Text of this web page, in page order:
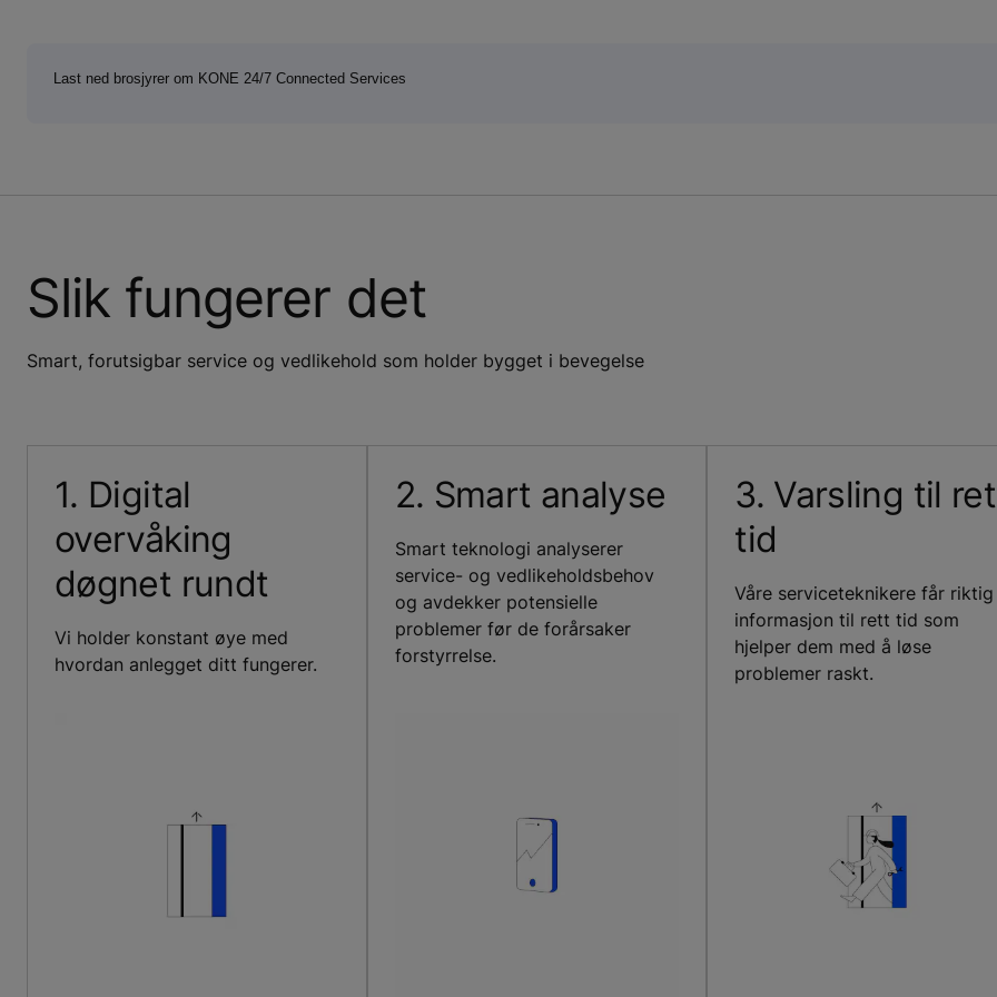
Last ned brosjyrer om KONE 24/7 Connected Services
Slik fungerer det
Smart, forutsigbar service og vedlikehold som holder bygget i bevegelse
1. Digital
overvåking
døgnet rundt
Vi holder konstant øye med
hvordan anlegget ditt fungerer.
2. Smart analyse
Smart teknologi analyserer
service- og vedlikeholdsbehov
og avdekker potensielle
problemer før de forårsaker
forstyrrelse.
3. Varsling til
tid
Våre serviceteknikere får riktig
informasjon til rett tid som
hjelper dem med å løse
problemer raskt.